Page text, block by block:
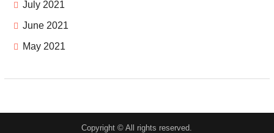
July 2021
June 2021
May 2021
Copyright © All rights reserved.